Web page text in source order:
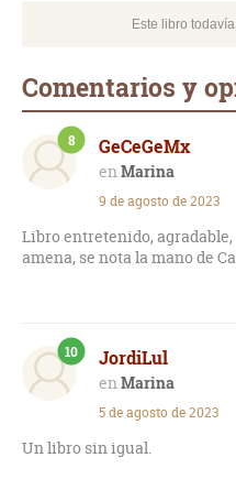
Este libro
Comentarios y
GeCeGeMx
Marina
8
9 de agosto de 2023
Libro entretenido,
amena, se nota la mano de
JordiLul
Marina
10
5 de agosto de 2023
Un libro sin igual.